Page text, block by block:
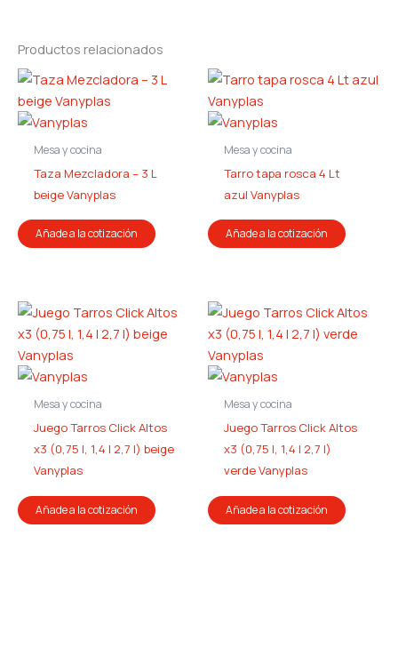
Productos relacionados
Mesa y cocina
Taza Mezcladora – 3 L
beige Vanyplas
Añade a la cotización
Mesa y cocina
Tarro tapa rosca 4 Lt
azul Vanyplas
Añade a la cotización
Mesa y cocina
Juego Tarros Click Altos
x3 (0,75 l, 1,4 l 2,7 l) beige
Vanyplas
Añade a la cotización
Mesa y cocina
Juego Tarros Click Altos
x3 (0,75 l, 1,4 l 2,7 l)
verde Vanyplas
Añade a la cotización